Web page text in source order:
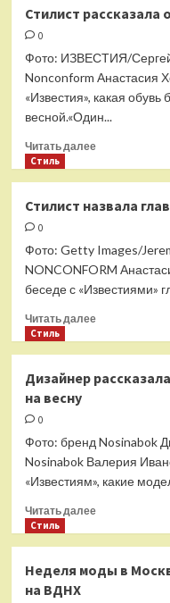
Стилист рассказала
0
Фото: ИЗВЕСТИЯ/Сергей
Nonconform Анастасия
«Известия», какая
весной.«Один...
Читать далееПрочитать
рассказала
трендах
обуви
весну
Стиль
Стилист назвала
0
Фото: Getty Images/
NONCONFORM
беседе с «Известиями»
Читать далееПрочитать
назвала
весеннего
сезона
Стиль
Дизайнер
на весну
0
Фото: бренд Nosinabok
Nosinabok Валерия
«Известиям», какие
Читать далееПрочитать
рассказала
Стиль
Неделя моды в
на ВДНХ